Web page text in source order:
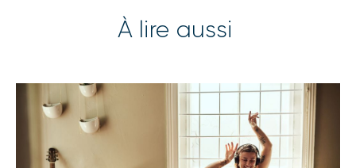
À lire aussi